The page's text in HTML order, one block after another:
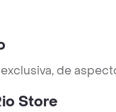
de
Store